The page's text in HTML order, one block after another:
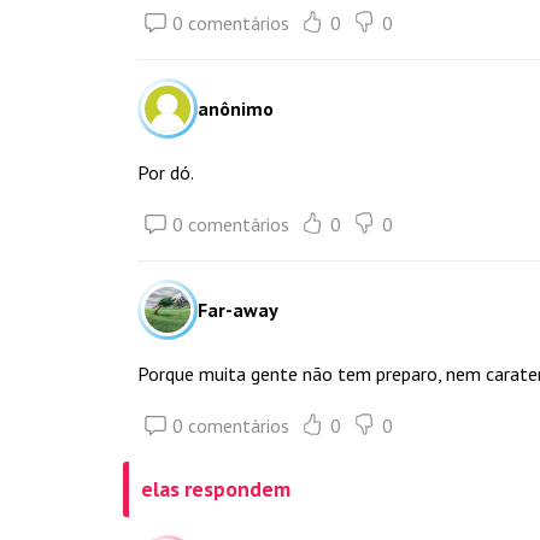
0 comentários 0 0
anônimo
Por dó.
0 comentários 0 0
Far-away
Porque muita gente não tem preparo, nem
0 comentários 0 0
elas respondem